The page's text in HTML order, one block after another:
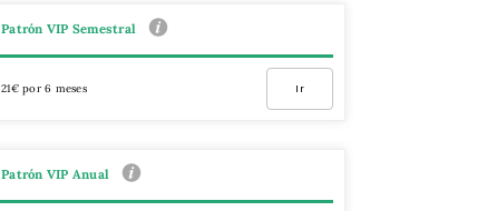
Patrón VIP Semestral
21€ por 6 meses Ir
Patrón VIP Anual